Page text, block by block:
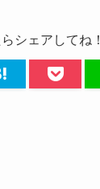
シェアしてね！